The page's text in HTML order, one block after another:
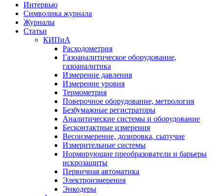
Интервью
Символика журнала
Журналы
Статьи
КИПиА
Расходометрия
Газоаналитическое оборудование,
газоаналитика
Измерение давления
Измерение уровня
Термометрия
Поверочное оборудование, метрология
Безбумажные регистраторы
Аналитические системы и оборудование
Бесконтактные измерения
Весоизмерение, дозировка, сыпучие
Измерительные системы
Нормирующие преобразователи и барьеры
искрозащиты
Первичная автоматика
Электроизмерения
Энкодеры